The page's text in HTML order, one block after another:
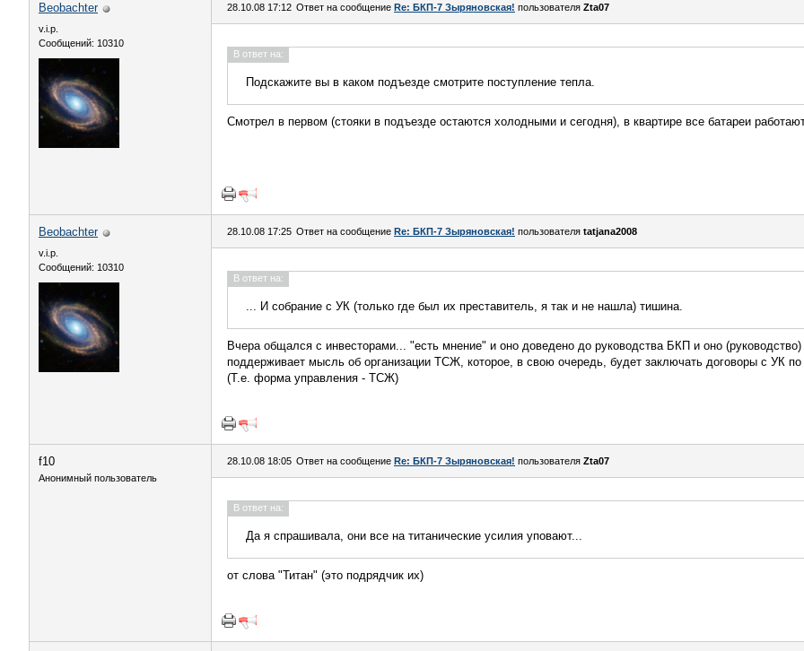
Beobachter
v.i.p.
Сообщений: 10310
28.10.08 17:12 Ответ на сообщение Re: БКП-7 Зыряновская! пользователя Zta07
В ответ на:
Подскажите вы в каком подъезде смотрите поступление тепла.
Смотрел в первом (стояки в подъезде остаются холодными и сегодня), в квартире все батареи
Beobachter
v.i.p.
Сообщений: 10310
28.10.08 17:25 Ответ на сообщение Re: БКП-7 Зыряновская! пользователя tatjana2008
В ответ на:
... И собрание с УК (только где был их преставитель, я так и не нашла) тишина.
Вчера общался с инвесторами... "есть мнение" и оно доведено до руководства БКП и оно (руководство)
поддерживает мысль об организации ТСЖ, которое, в свою очередь, будет заключать договоры с УК
(Т.е. форма управления - ТСЖ)
f10
Анонимный пользователь
28.10.08 18:05 Ответ на сообщение Re: БКП-7 Зыряновская! пользователя Zta07
В ответ на:
Да я спрашивала, они все на титанические усилия уповают...
от слова "Титан" (это подрядчик их)